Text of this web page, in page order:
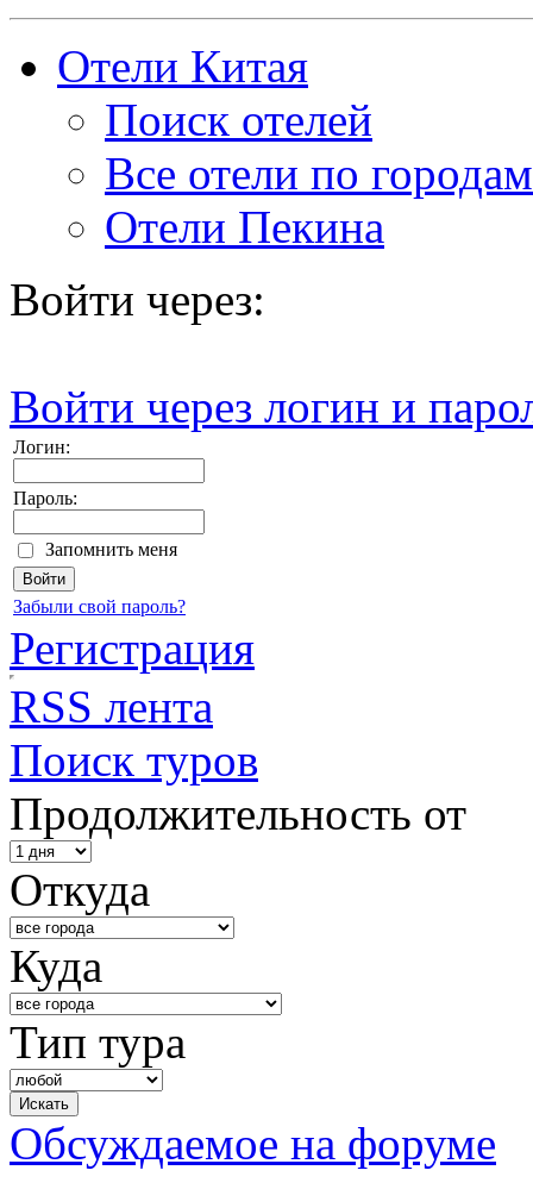
Отели Китая
Поиск отелей
Все отели по городам
Отели Пекина
Войти через:
Войти через логин и
Логин:
Пароль:
Запомнить меня
Забыли свой пароль?
Регистрация
RSS лента
Поиск туров
Продолжительность от
Откуда
Куда
Тип тура
Обсуждаемое на форуме